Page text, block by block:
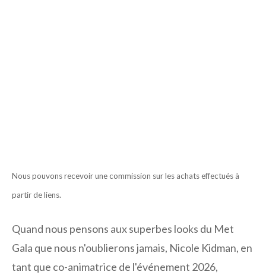
Nous pouvons recevoir une commission sur les achats effectués à
partir de liens.
Quand nous pensons aux superbes looks du Met
Gala que nous n'oublierons jamais, Nicole Kidman, en
tant que co-animatrice de l'événement 2026,